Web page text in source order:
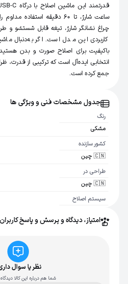
ساعت شارژ، تا 60 دقیقه
چراغ نشانگر شارژ، تیغه قابل شستشو و
کاربردی این مدل است. اگر به‌دنبال
انتخابی ایده‌آل است که ترکیبی از قدرت،
جمع کرده است.
جدول مشخصات فنی و ویژگی ها
رنگ
مشکی
کشور سازنده
🇨🇳 چین
طراحی در
🇨🇳 چین
سیستم اصلاح
استفاده خشک و
امتیاز، دیدگاه و پرسش و پاسخ کاربران
نظر یا سوال
شما هم درباره این کالا